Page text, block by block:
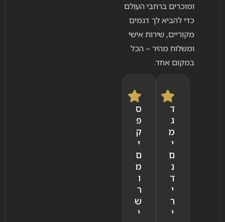
ומוכרים ברחבי העולם
כדי להביא לך דגמים
מקוריים, שירות אישי
ומשלוח מהיר – הכל
במקום אחד.
ד
ג
מ
י
ם
נ
ד
י
ר
י
ס
פ
ק
י
ם
מ
ו
ר
ש
י